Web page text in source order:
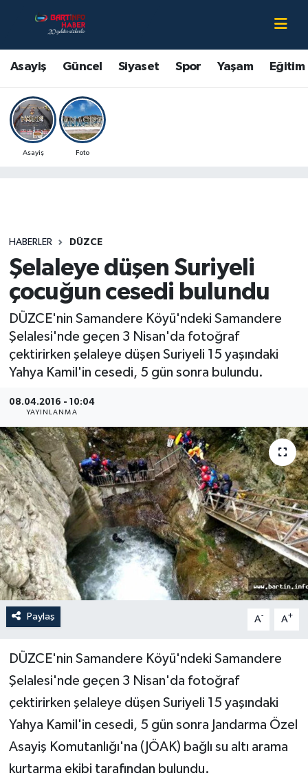
Asayiş Güncel Siyaset Spor Yaşam Eğitim
Asayiş Foto
HABERLER DÜZCE
Şelaleye düşen Suriyeli
çocuğun cesedi bulundu
DÜZCE'nin Samandere Köyü'ndeki Samandere
Şelalesi'nde geçen 3 Nisan'da fotoğraf
çektirirken şelaleye düşen Suriyeli 15 yaşındaki
Yahya Kamil'in cesedi, 5 gün sonra bulundu.
08.04.2016 - 10:04
YAYINLANMA
Paylaş A- A+
DÜZCE'nin Samandere Köyü'ndeki Samandere
Şelalesi'nde geçen 3 Nisan'da fotoğraf
çektirirken şelaleye düşen Suriyeli 15 yaşındaki
Yahya Kamil'in cesedi, 5 gün sonra Jandarma Özel
Asayiş Komutanlığı'na (JÖAK) bağlı su altı arama
kurtarma ekibi tarafından bulundu.
Asayiş
Bartın Hakkında
Çevre
Eğitim
Kültür-Sanat
Magazin
Medya
Sağlık
Sinema
Sivil Toplum
Siyaset
Spor
Tarım
Turizm
Yaşam
DÜNYA
YEREL
Bartın Nöbetçi Eczaneler
Bartın Hava Durumu
Bartin Namaz Vakitleri
Bartın Trafik Yoğunluk Haritası
Son Dakika Haberleri
Haber Arşivi